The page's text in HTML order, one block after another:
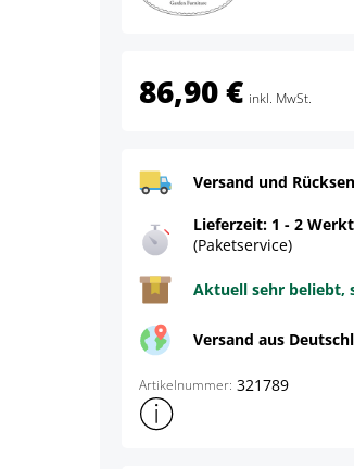
86,90 € inkl. MwSt.
Versand und
Lieferzeit: 1 - 2
(Paketservice)
Aktuell sehr beliebt,
Versand aus
Artikelnummer: 321789
Weitere